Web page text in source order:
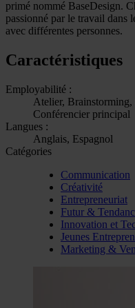
primé nommé BaseDesign.
passionné par le travail dans
avec différentes personnes.
Caractéristiques
Employabilité :
Atelier,
Conférencier principal
Langues :
Anglais, Espagnol
Catégories
Communication
Créativité
Entrepreneuriat
Futur &
Innovation et
Jeunes
Marketing &